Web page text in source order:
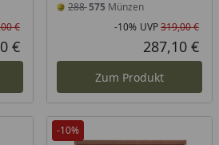
Rabatt in Prozent
Ursprünglicher Preis
€
Aktueller Preis
€
288575 Münzen
-10% UVP319,00 €
287,10 €
Zum Produkt
-10%